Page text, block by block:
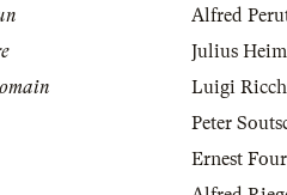
Alfred
Julius
Luigi
Peter
Ernest